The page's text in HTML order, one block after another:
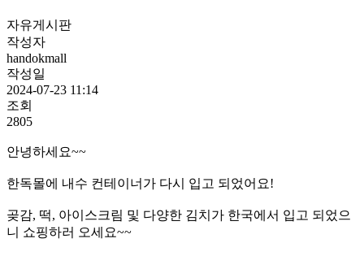
자유게시판
작성자
handokmall
작성일
2024-07-23 11:14
조회
2805
안녕하세요~~
한독몰에 내수 컨테이너가 다시 입고 되었어요!
곶감, 떡, 아이스크림 및 다양한 김치가 한국에서 입고 되었으
니 쇼핑하러 오세요~~